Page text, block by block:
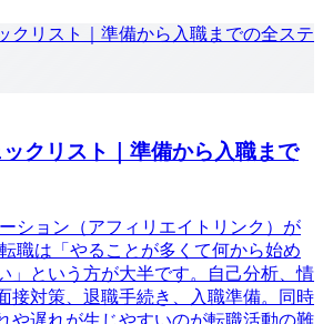
クリスト｜準備から入職まで
ション（アフィリエイトリンク）が
職は「やることが多くて何から始め
」という方が大半です。自己分析、情
接対策、退職手続き、入職準備。同時
や遅れが生じやすいのが転職活動の難